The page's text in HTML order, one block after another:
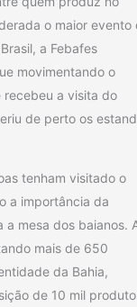
o maior evento
a Febafes
movimentando o
recebeu a visita do
de perto os
tenham visitado o
a importância da
mesa dos baianos.
mais de 650
da Bahia,
de 10 mil